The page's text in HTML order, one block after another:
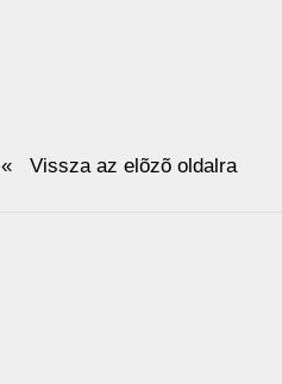
« Vissza az elõzõ oldalra